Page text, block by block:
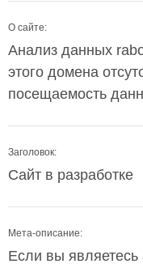
О сайте:
Анализ данных
этого домена
посещаемость
Заголовок:
Сайт в разработке
Мета-описание:
Если вы являетесь